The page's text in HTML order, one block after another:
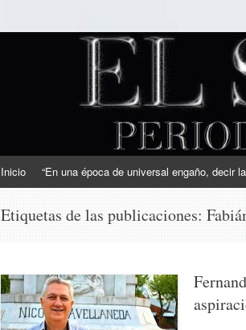
EL SINDICAL
Periodismo Inteligente
Inicio “En una época de universal engaño, decir
Etiquetas de las publicaciones: